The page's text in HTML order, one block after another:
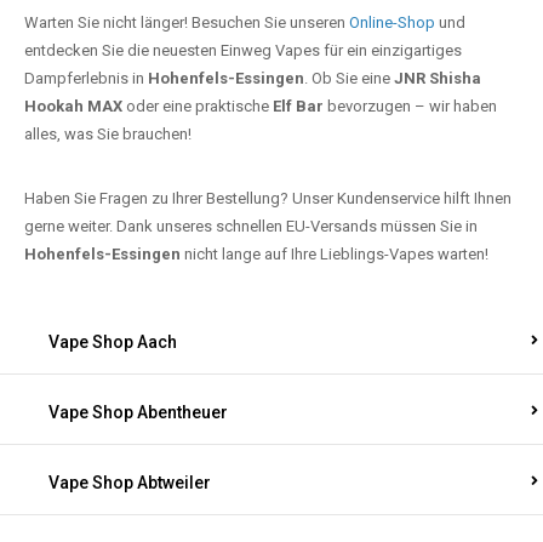
Warten Sie nicht länger! Besuchen Sie unseren Online-Shop und
entdecken Sie die neuesten Einweg Vapes für ein einzigartiges
Dampferlebnis in Hohenfels-Essingen. Ob Sie eine JNR Shisha
Hookah MAX oder eine praktische Elf Bar bevorzugen – wir haben
alles, was Sie brauchen!
Haben Sie Fragen zu Ihrer Bestellung? Unser Kundenservice hilft Ihnen
gerne weiter. Dank unseres schnellen EU-Versands müssen Sie in
Hohenfels-Essingen nicht lange auf Ihre Lieblings-Vapes warten!
Vape Shop Aach
Vape Shop Abentheuer
Vape Shop Abtweiler